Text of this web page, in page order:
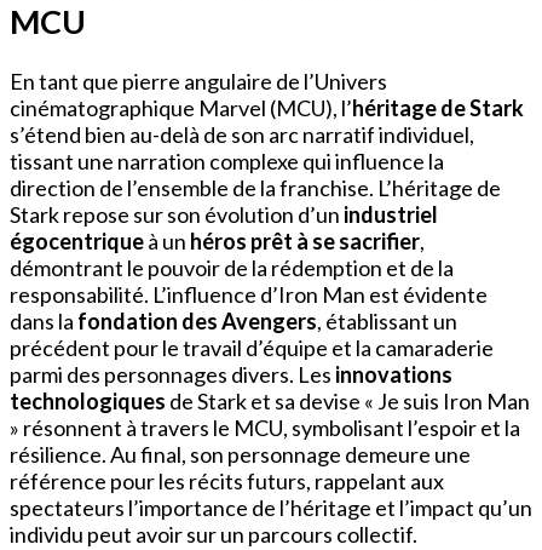
MCU
En tant que pierre angulaire de l’Univers
cinématographique Marvel (MCU), l’héritage de Stark
s’étend bien au-delà de son arc narratif individuel,
tissant une narration complexe qui influence la
direction de l’ensemble de la franchise. L’héritage de
Stark repose sur son évolution d’un industriel
égocentriqueà un héros prêt à se sacrifier,
démontrant le pouvoir de la rédemption et de la
responsabilité. L’influence d’Iron Man est évidente
dans la fondation des Avengers, établissant un
précédent pour le travail d’équipe et la camaraderie
parmi des personnages divers. Les innovations
technologiques de Stark et sa devise « Je suis Iron Man
» résonnent à travers le MCU, symbolisant l’espoir et la
résilience. Au final, son personnage demeure une
référence pour les récits futurs, rappelant aux
spectateurs l’importance de l’héritage et l’impact qu’un
individu peut avoir sur un parcours collectif.